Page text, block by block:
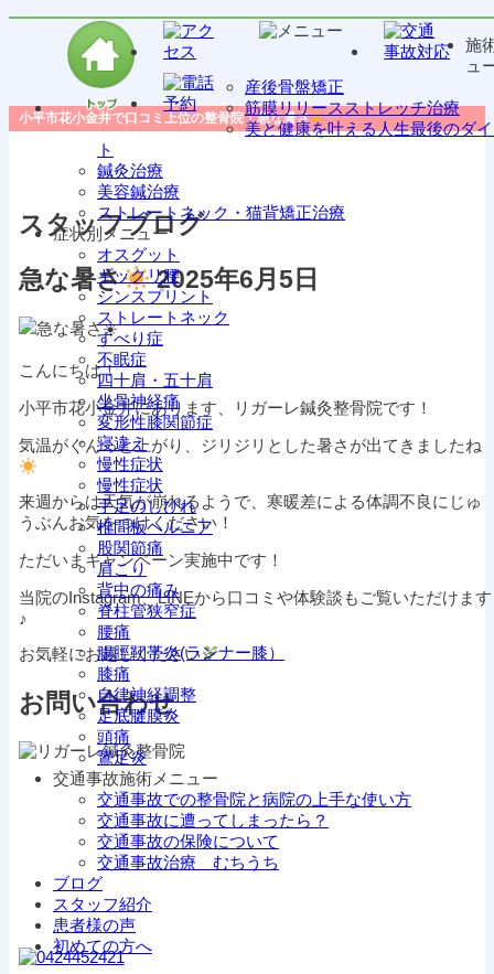
施
ュ
産後骨盤矯正
筋膜リリースストレッチ治療
美と健康を叶える人生最後のダ
ト
鍼灸治療
美容鍼治療
ストレートネック・猫背矯正治療
症状別メニュー
オスグット
ギックリ腰
シンスプリント
ストレートネック
すべり症
不眠症
四十肩・五十肩
坐骨神経痛
変形性膝関節症
寝違え
慢性症状
慢性症状
手足のしびれ
椎間板ヘルニア
股関節痛
肩こり
背中の痛み
脊柱管狭窄症
腰痛
腸脛靭帯炎(ランナー膝）
膝痛
自律神経調整
足底腱膜炎
頭痛
鵞足炎
交通事故施術メニュー
交通事故での整骨院と病院の上手な使い方
交通事故に遭ってしまったら？
交通事故の保険について
交通事故治療 むちうち
ブログ
スタッフ紹介
患者様の声
初めての方へ
小平市花小金井で口コミ上位の整骨院｜急な暑さ
スタッフブログ
急な暑さ
2025年6月5日
こんにちは！
小平市花小金井にあります、リガーレ鍼灸整骨院です！
気温がぐんっと上がり、ジリジリとした暑さが出てきましたね
来週からは天気が崩れるようで、寒暖差による体調不良にじゅ
うぶんお気をつけください！
ただいまキャンペーン実施中です！
当院のInstagram、LINEから口コミや体験談もご覧いただけます
♪
お気軽にお越しください
お問い合わせ